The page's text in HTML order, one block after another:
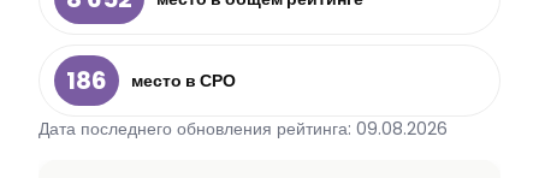
186
место в СРО
Дата последнего обновления рейтинга: 09.08.2026